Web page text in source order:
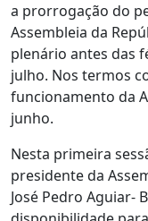
a prorrogação do
Assembleia da
plenário antes das
julho. Nos termos
funcionamento da
junho.
Nesta primeira
presidente da
José Pedro Aguiar-